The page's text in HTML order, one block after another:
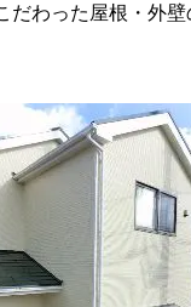
だわった屋根・外